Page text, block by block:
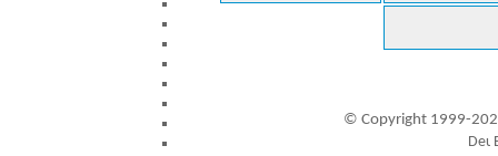
© Copyright 1999-